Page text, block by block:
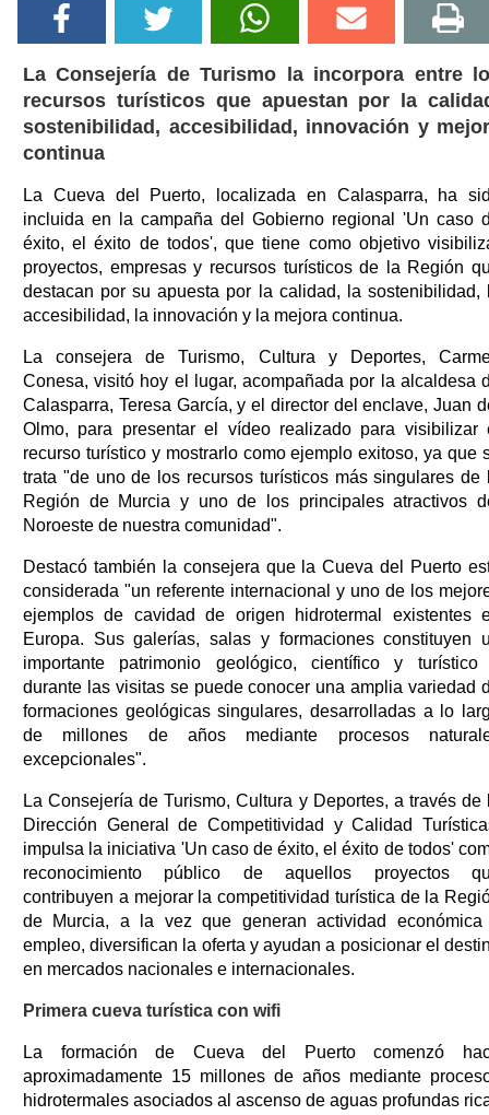
La Consejería de Turismo la incorpora entre
recursos turísticos que apuestan por la
sostenibilidad, accesibilidad, innovación y
continua
La Cueva del Puerto, localizada en Calasparra, ha
incluida en la campaña del Gobierno regional 'Un caso
éxito, el éxito de todos', que tiene como objetivo
proyectos, empresas y recursos turísticos de la Región
destacan por su apuesta por la calidad, la sostenibilidad,
accesibilidad, la innovación y la mejora continua.
La consejera de Turismo, Cultura y Deportes,
Conesa, visitó hoy el lugar, acompañada por la alcaldesa
Calasparra, Teresa García, y el director del enclave, Juan
Olmo, para presentar el vídeo realizado para visibilizar
recurso turístico y mostrarlo como ejemplo exitoso, ya que
trata "de uno de los recursos turísticos más singulares de
Región de Murcia y uno de los principales atractivos
Noroeste de nuestra comunidad".
Destacó también la consejera que la Cueva del Puerto
considerada "un referente internacional y uno de los
ejemplos de cavidad de origen hidrotermal existentes
Europa. Sus galerías, salas y formaciones constituyen
importante patrimonio geológico, científico y turístico
durante las visitas se puede conocer una amplia variedad
formaciones geológicas singulares, desarrolladas a lo
de millones de años mediante procesos
excepcionales".
La Consejería de Turismo, Cultura y Deportes, a través de
Dirección General de Competitividad y Calidad
impulsa la iniciativa 'Un caso de éxito, el éxito de todos'
reconocimiento público de aquellos proyectos
contribuyen a mejorar la competitividad turística de la
de Murcia, a la vez que generan actividad económica
empleo, diversifican la oferta y ayudan a posicionar el
en mercados nacionales e internacionales.
Primera cueva turística con wifi
La formación de Cueva del Puerto comenzó
aproximadamente 15 millones de años mediante
hidrotermales asociados al ascenso de aguas profundas